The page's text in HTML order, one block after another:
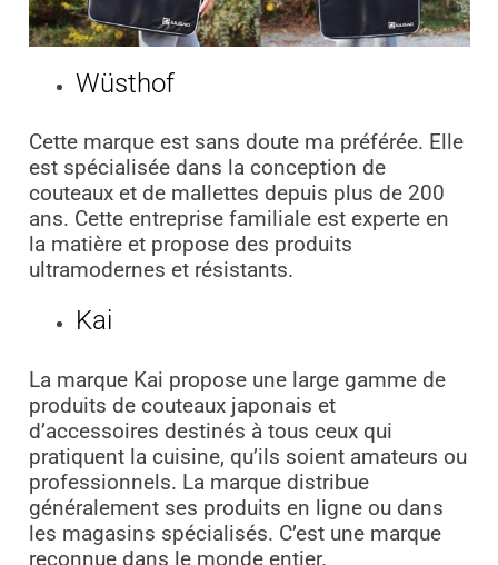
Wüsthof
Cette marque est sans doute ma préférée. Elle
est spécialisée dans la conception de
couteaux et de mallettes depuis plus de 200
ans. Cette entreprise familiale est experte en
la matière et propose des produits
ultramodernes et résistants.
Kai
La marque Kai propose une large gamme de
produits de couteaux japonais et
d’accessoires destinés à tous ceux qui
pratiquent la cuisine, qu’ils soient amateurs ou
professionnels. La marque distribue
généralement ses produits en ligne ou dans
les magasins spécialisés. C’est une marque
reconnue dans le monde entier.